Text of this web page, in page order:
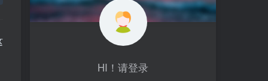
HI！请登录
HI！请登录